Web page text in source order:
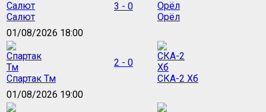
Салют
3 - 0
Орёл
01/08/2026 18:00
Спартак Тм
2 - 0
СКА-2 Хб
01/08/2026 19:00